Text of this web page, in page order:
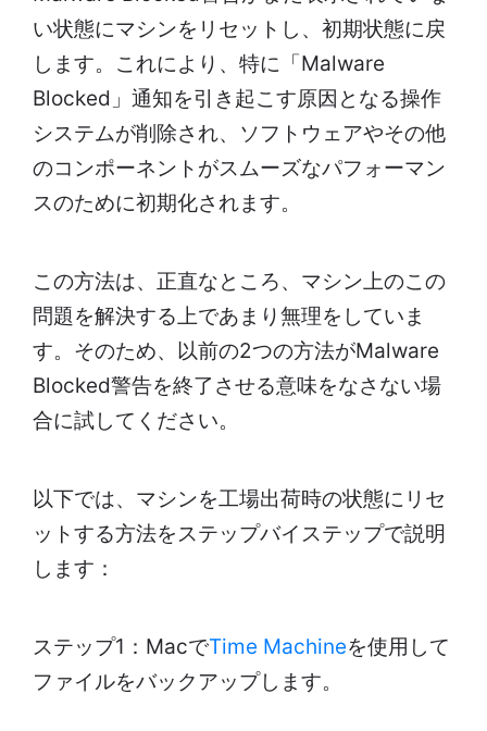
い状態にマシンをリセットし、初期状態に戻
します。これにより、特に「Malware
Blocked」通知を引き起こす原因となる操作
システムが削除され、ソフトウェアやその他
のコンポーネントがスムーズなパフォーマン
スのために初期化されます。
この方法は、正直なところ、マシン上のこの
問題を解決する上であまり無理をしていま
す。そのため、以前の2つの方法がMalware
Blocked警告を終了させる意味をなさない場
合に試してください。
以下では、マシンを工場出荷時の状態にリセ
ットする方法をステップバイステップで説明
します：
ステップ1：MacでTime Machineを使用して
ファイルをバックアップします。